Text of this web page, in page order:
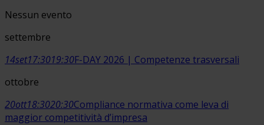
Nessun evento
settembre
14set17:3019:30F-DAY 2026 | Competenze trasversali
ottobre
20ott18:3020:30Compliance normativa come leva di
maggior competitività d’impresa